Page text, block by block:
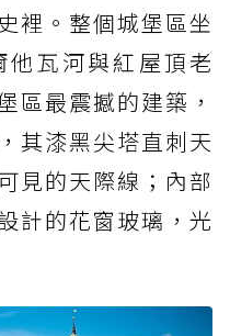
裡。整個城堡區坐
瓦河與紅屋頂老
區最震撼的建築，
其漆黑尖塔直刺天
見的天際線；內部
計的花窗玻璃，光